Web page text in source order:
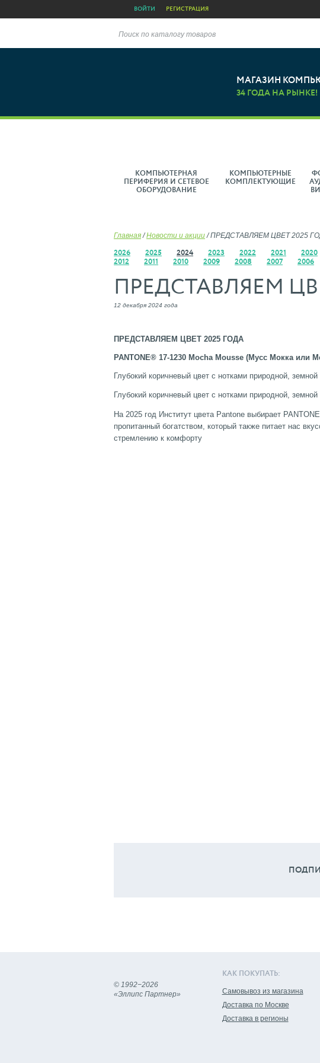
ВОЙТИ РЕГИСТРАЦИЯ
Поиск по каталогу товаров
МАГАЗИН
34 ГОДА НА РЫНКЕ!
КОМПЬЮТЕРНАЯ
ПЕРИФЕРИЯ И СЕТЕВОЕ
ОБОРУДОВАНИЕ
КОМПЬЮТЕРНЫЕ
КОМПЛЕКТУЮЩИЕ
Главная /Новости и акции /ПРЕДСТАВЛЯЕМ ЦВЕТ 2025
2026 2025 2024 2023 2022 2021 2020
2012
2011 2010 2009 2008 2007 2006
ПРЕДСТАВЛЯЕМ
12 декабря 2024 года
ПРЕДСТАВЛЯЕМ ЦВЕТ 2025 ГОДА
PANTONE® 17-1230 Mocha Mousse (Мусс Мокка или
Глубокий коричневый цвет с нотками природной, земной
Глубокий коричневый цвет с нотками природной, земной
На 2025 год Институт цвета Pantone выбирает
пропитанный богатством, который также питает нас
стремлению к комфорту
© 1992−2026
«Эллипс Партнер»
КАК ПОКУПАТЬ:
Самовывоз из магазина
Доставка по Москве
Доставка в регионы